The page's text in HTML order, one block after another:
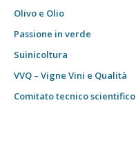
Olivo e Olio
Passione in verde
Suinicoltura
VVQ – Vigne Vini e Qualità
Comitato tecnico scientifico